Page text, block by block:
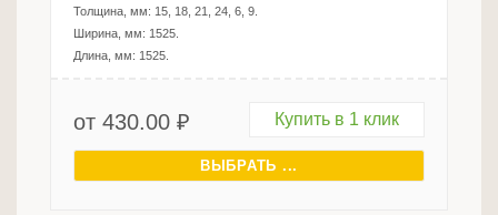
Толщина, мм: 15, 18, 21, 24, 6, 9.
Ширина, мм: 1525.
Длина, мм: 1525.
от 430.00 ₽ Купить в 1 клик
ВЫБРАТЬ ...